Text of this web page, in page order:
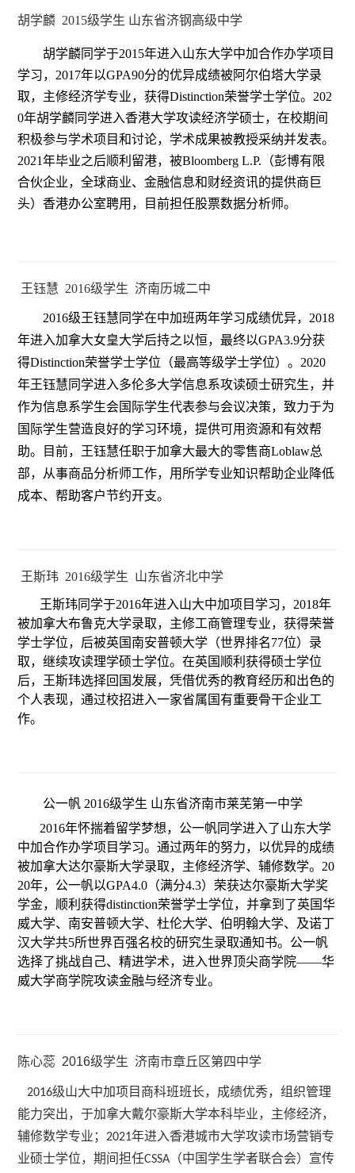
胡学麟 2015级学生 山东省济钢高级中学
胡学麟同学于2015年进入山东大学中加合作办学项目
学习，2017年以GPA90分的优异成绩被阿尔伯塔大学录
取，主修经济学专业，获得Distinction荣誉学士学位。202
0年胡学麟同学进入香港大学攻读经济学硕士，在校期间
积极参与学术项目和讨论，学术成果被教授采纳并发表。
2021年毕业之后顺利留港，被Bloomberg L.P.（彭博有限
合伙企业，全球商业、金融信息和财经资讯的提供商巨
头）香港办公室聘用，目前担任股票数据分析师。
王钰慧 2016级学生 济南历城二中
2016级王钰慧同学在中加班两年学习成绩优异，2018
年进入加拿大女皇大学后持之以恒，最终以GPA3.9分获
得Distinction荣誉学士学位（最高等级学士学位）。2020
年王钰慧同学进入多伦多大学信息系攻读硕士研究生，并
作为信息系学生会国际学生代表参与会议决策，致力于为
国际学生营造良好的学习环境，提供可用资源和有效帮
助。目前，王钰慧任职于加拿大最大的零售商Loblaw总
部，从事商品分析师工作，用所学专业知识帮助企业降低
成本、帮助客户节约开支。
王斯玮 2016级学生 山东省济北中学
王斯玮同学于2016年进入山大中加项目学习，2018年
被加拿大布鲁克大学录取，主修工商管理专业，获得荣誉
学士学位，后被英国南安普顿大学（世界排名77位）录
取，继续攻读理学硕士学位。在英国顺利获得硕士学位
后，王斯玮选择回国发展，凭借优秀的教育经历和出色的
个人表现，通过校招进入一家省属国有重要骨干企业工
作。
公一帆 2016级学生 山东省济南市莱芜第一中学
2016年怀揣着留学梦想，公一帆同学进入了山东大学
中加合作办学项目学习。通过两年的努力，以优异的成绩
被加拿大达尔豪斯大学录取，主修经济学、辅修数学。20
20年，公一帆以GPA4.0（满分4.3）荣获达尔豪斯大学奖
学金，顺利获得distinction荣誉学士学位，并拿到了英国华
威大学、南安普顿大学、杜伦大学、伯明翰大学、及诺丁
汉大学共5所世界百强名校的研究生录取通知书。公一帆
选择了挑战自己、精进学术，进入世界顶尖商学院——华
威大学商学院攻读金融与经济专业。
陈心蕊 2016级学生 济南市章丘区第四中学
2016级山大中加项目商科班班长，成绩优秀，组织管理
能力突出，于加拿大戴尔豪斯大学本科毕业，主修经济，
辅修数学专业；2021年进入香港城市大学攻读市场营销专
业硕士学位，期间担任CSSA（中国学生学者联合会）宣传